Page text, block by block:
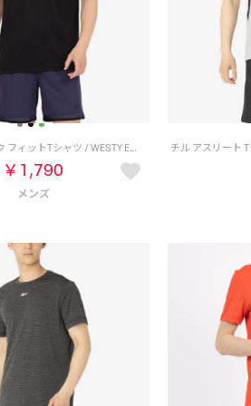
ロゴ グラフィック フィットTシャツ / WESTY EASY FIT GRAPHIC TEE （ブラック）
￥1,790